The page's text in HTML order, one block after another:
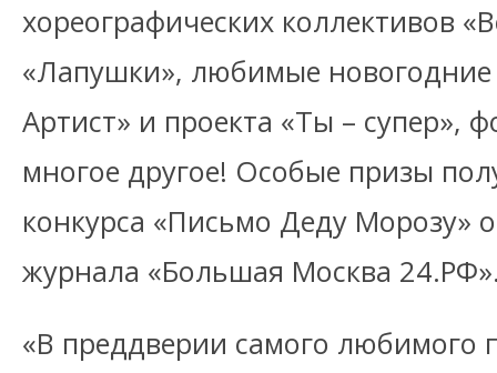
хореографических коллективов
«Лапушки», любимые
Артист» и проекта «Ты – супер»,
многое другое! Особые призы
конкурса «Письмо Деду Морозу»
журнала «Большая Москва
«В преддверии самого